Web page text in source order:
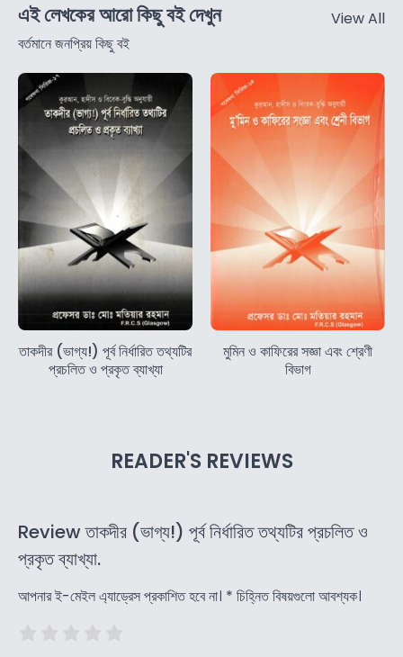
এই লেখকের আরো কিছু বই দেখুন
বর্তমানে জনপ্রিয় কিছু বই
View All
তাকদীর (ভাগ্য!) পূর্ব নির্ধারিত তথ্যটির
প্রচলিত ও প্রকৃত ব্যাখ্যা
মুমিন ও কাফিরের সজ্ঞা এবং শ্রেণী
বিভাগ
READER'S REVIEWS
Review তাকদীর (ভাগ্য!) পূর্ব নির্ধারিত তথ্যটির প্রচলিত ও
প্রকৃত ব্যাখ্যা.
আপনার ই-মেইল এ্যাড্রেস প্রকাশিত হবে না। * চিহ্নিত বিষয়গুলো আবশ্যক।